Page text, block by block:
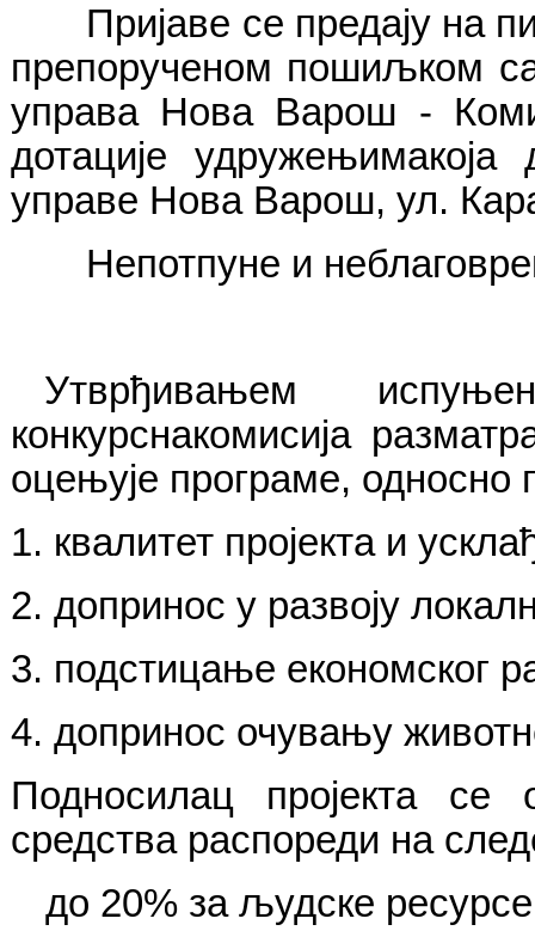
Пријаве се предају на
препорученом пошиљком
управа Нова Варош -
дотације
управе Нова Варош, ул.
Непотпуне и
Утврђивањем
конкурснакомисија
оцењује програме, односно
1. квалитет пројекта и
2. допринос у развоју
3. подстицање економског
4. допринос очувању
Подносилац пројекта се
средства распореди на
до 20% за људске